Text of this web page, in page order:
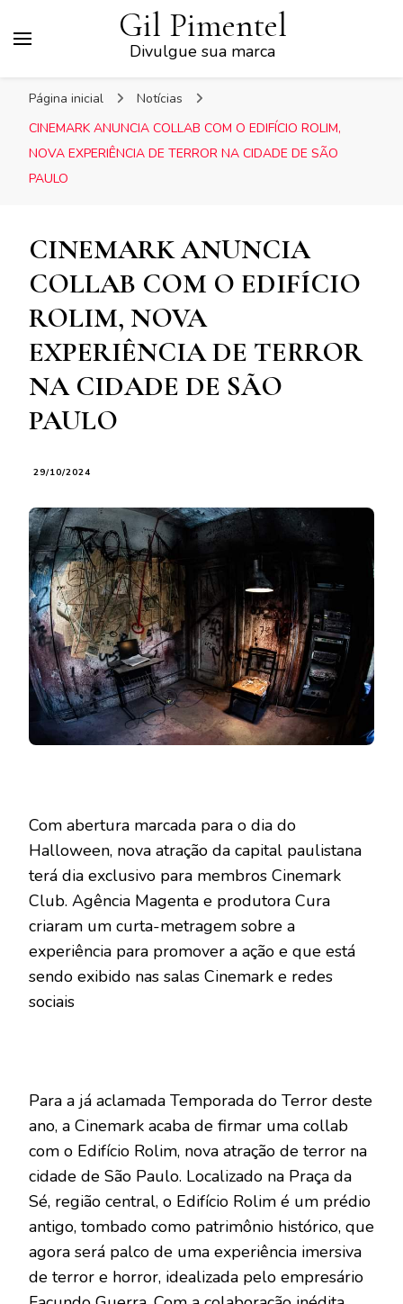
Gil Pimentel
Divulgue sua marca
Página inicial
Notícias
CINEMARK ANUNCIA COLLAB COM O EDIFÍCIO ROLIM,
NOVA EXPERIÊNCIA DE TERROR NA CIDADE DE SÃO
PAULO
CINEMARK ANUNCIA
COLLAB COM O EDIFÍCIO
ROLIM, NOVA
EXPERIÊNCIA DE TERROR
NA CIDADE DE SÃO
PAULO
29/10/2024
Com abertura marcada para o dia do
Halloween, nova atração da capital paulistana
terá dia exclusivo para membros Cinemark
Club. Agência Magenta e produtora Cura
criaram um curta-metragem sobre a
experiência para promover a ação e que está
sendo exibido nas salas Cinemark e redes
sociais
Para a já aclamada Temporada do Terror deste
ano, a Cinemark acaba de firmar uma collab
com o Edifício Rolim, nova atração de terror na
cidade de São Paulo. Localizado na Praça da
Sé, região central, o Edifício Rolim é um prédio
antigo, tombado como patrimônio histórico, que
agora será palco de uma experiência imersiva
de terror e horror, idealizada pelo empresário